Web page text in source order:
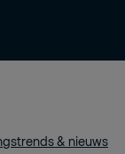
& nieuws